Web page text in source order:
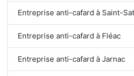
Entreprise anti-cafard à Saint-
Entreprise anti-cafard à Fléac
Entreprise anti-cafard à Jarnac